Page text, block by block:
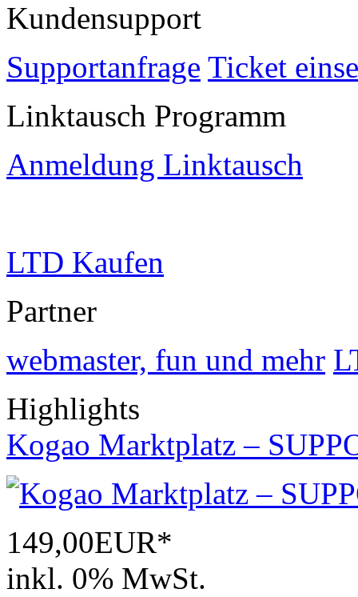
Kundensupport
Supportanfrage Ticket
Linktausch Programm
Anmeldung Linktausch
LTD Kaufen
Partner
webmaster, fun und mehr
Highlights
Kogao Marktplatz –
149,00EUR*
inkl. 0% MwSt.